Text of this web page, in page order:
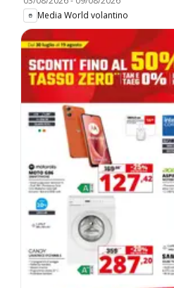
Media World volantino